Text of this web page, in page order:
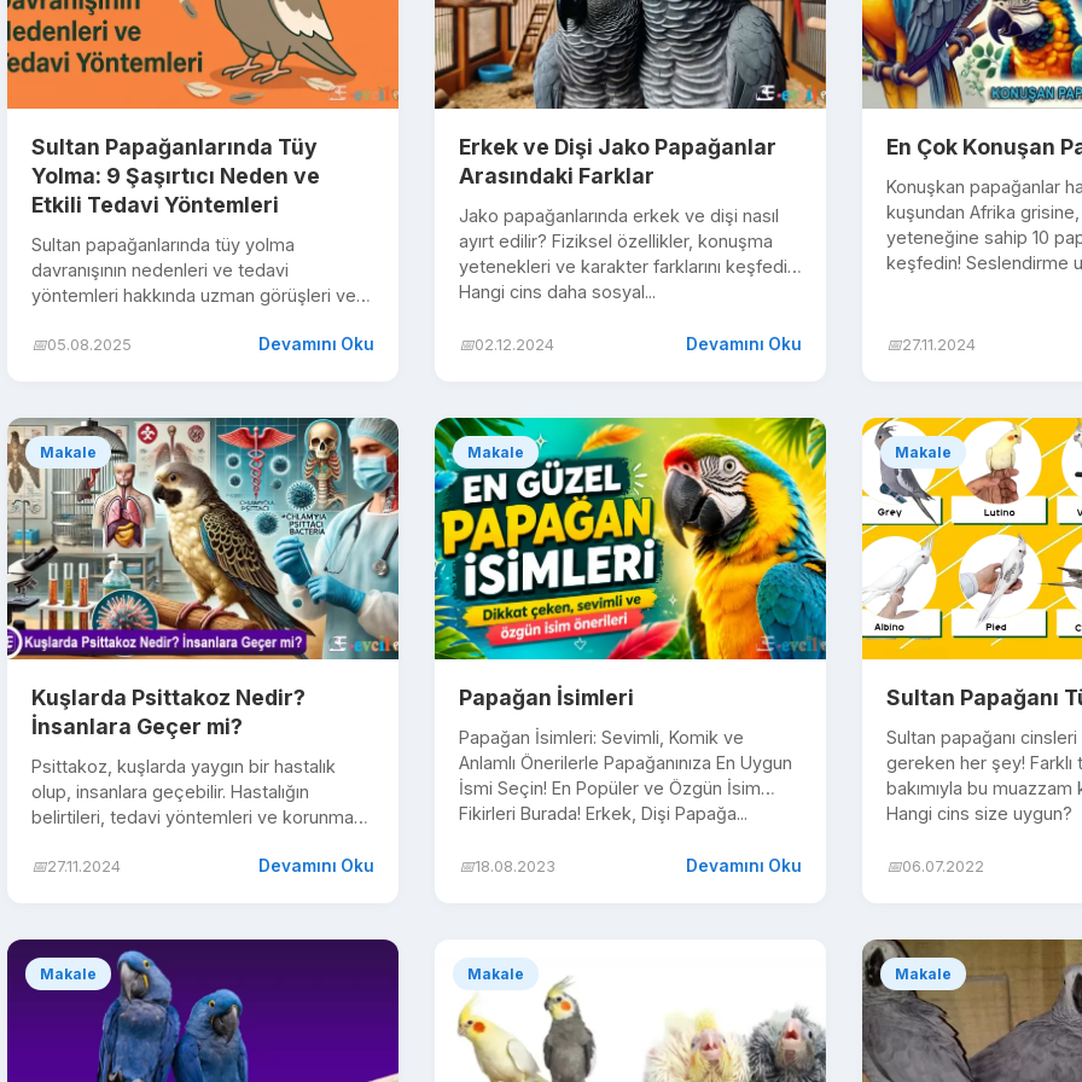
Sultan Papağanlarında Tüy
Yolma: 9 Şaşırtıcı Neden ve
Etkili Tedavi Yöntemleri
Sultan papağanlarında tüy yolma
davranışının nedenleri ve tedavi
yöntemleri hakkında uzman görüşleri ve
rehberd...
📅05.08.2025 Devamını Oku
Erkek ve Dişi Jako Papağanlar
Arasındaki Farklar
Jako papağanlarında erkek ve dişi nasıl
ayırt edilir? Fiziksel özellikler, konuşma
yetenekleri ve karakter farklarını keşfedin!
Hangi cins daha sosyal...
📅02.12.2024 Devamını Oku
En Çok Konuşan
Konuşkan papağanlar
kuşundan Afrika
yeteneğine sahip 10
keşfedin! Seslendirme
📅27.11.2024
Makale
Kuşlarda Psittakoz Nedir?
İnsanlara Geçer mi?
Psittakoz, kuşlarda yaygın bir hastalık
olup, insanlara geçebilir. Hastalığın
belirtileri, tedavi yöntemleri ve korunma
📅27.11.2024 Devamını Oku
Makale
Papağan İsimleri
Papağan İsimleri: Sevimli, Komik ve
Anlamlı Önerilerle Papağanınıza En Uygun
İsmi Seçin! En Popüler ve Özgün İsim
Fikirleri Burada! Erkek, Dişi Papağa...
📅18.08.2023 Devamını Oku
Makale
Sultan Papağanı
Sultan papağanı
gereken her şey! Farklı
bakımıyla bu muazzam
Hangi cins size uygun?
📅06.07.2022
Makale Makale Makale